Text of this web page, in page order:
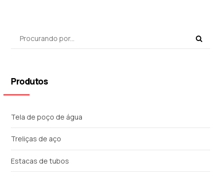
Produtos
Tela de poço de água
Treliças de aço
Estacas de tubos